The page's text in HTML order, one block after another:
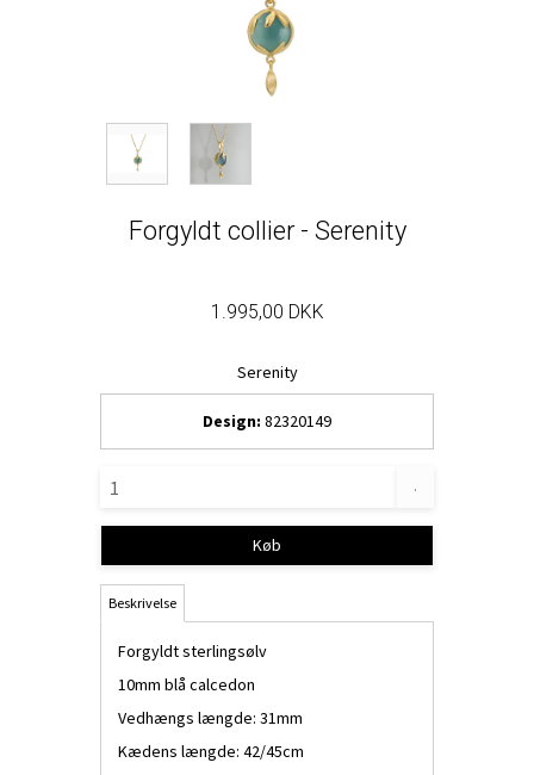
Forgyldt collier - Serenity
1.995,00 DKK
Serenity
Design: 82320149
.
Køb
Beskrivelse
Forgyldt sterlingsølv
10mm blå calcedon
Vedhængs længde: 31mm
Kædens længde: 42/45cm